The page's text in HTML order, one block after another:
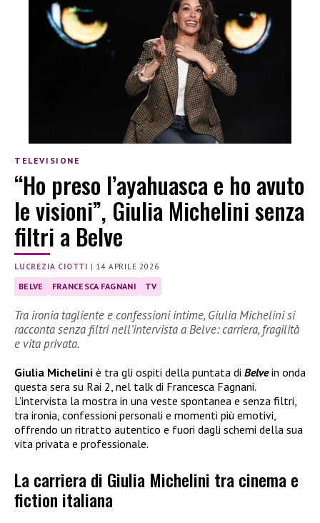
TELEVISIONE
“Ho preso l’ayahuasca e ho avuto
le visioni”, Giulia Michelini senza
filtri a Belve
LUCREZIA CIOTTI | 14 APRILE 2026
BELVE FRANCESCA FAGNANI TV
Tra ironia tagliente e confessioni intime, Giulia Michelini si
racconta senza filtri nell’intervista a Belve: carriera, fragilità
e vita privata.
Giulia Michelini è tra gli ospiti della puntata di Belve in onda
questa sera su Rai 2, nel talk di Francesca Fagnani.
L’intervista la mostra in una veste spontanea e senza filtri,
tra ironia, confessioni personali e momenti più emotivi,
offrendo un ritratto autentico e fuori dagli schemi della sua
vita privata e professionale.
La carriera di Giulia Michelini tra cinema e
fiction italiana